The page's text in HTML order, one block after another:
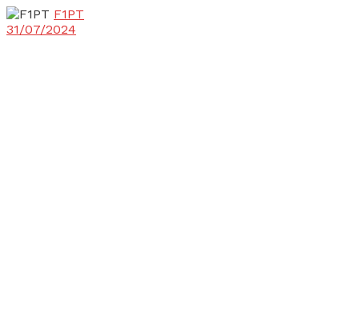
F1PT
31/07/2024